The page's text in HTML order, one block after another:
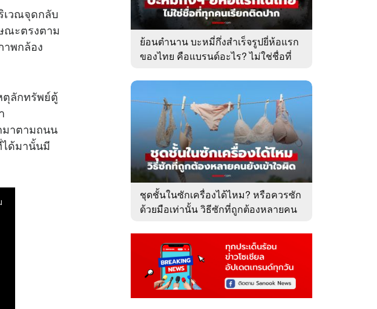
เวณจุดกลับ
ณะตรงตาม
พกล้อง
ตุลักทรัพย์ตู้
มาตามถนน
ได้มานั้นมี
ย้อนตำนาน บะหมี่กึ่งสำเร็จรูปยี่ห้อแรก
ของไทย คือแบรนด์อะไร? ไม่ใช่ชื่อที่
ชุดชั้นในซักเครื่องได้ไหม? หรือควรซัก
ด้วยมือเท่านั้น วิธีซักที่ถูกต้องหลายคน